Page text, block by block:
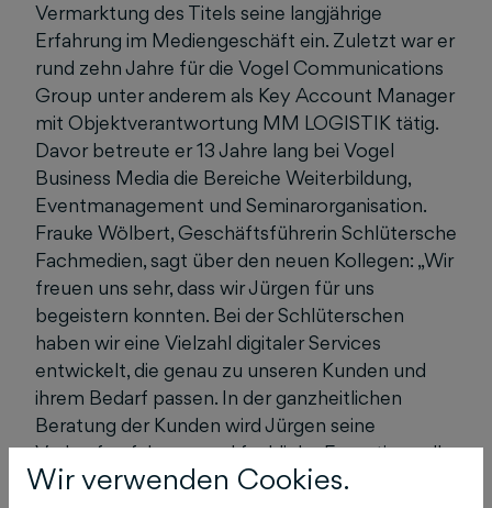
Vermarktung des Titels seine langjährige
Erfahrung im Mediengeschäft ein. Zuletzt war er
rund zehn Jahre für die Vogel Communications
Group unter anderem als Key Account Manager
mit Objektverantwortung MM LOGISTIK tätig.
Davor betreute er 13 Jahre lang bei Vogel
Business Media die Bereiche Weiterbildung,
Eventmanagement und Seminarorganisation.
Frauke Wölbert, Geschäftsführerin Schlütersche
Fachmedien, sagt über den neuen Kollegen: „Wir
freuen uns sehr, dass wir Jürgen für uns
begeistern konnten. Bei der Schlüterschen
haben wir eine Vielzahl digitaler Services
entwickelt, die genau zu unseren Kunden und
ihrem Bedarf passen. In der ganzheitlichen
Beratung der Kunden wird Jürgen seine
Verkaufserfahrung und fachliche Expertise voll
einbringen.“ „Die Redaktion ist in der Branche zu
Wir verwenden Cookies.